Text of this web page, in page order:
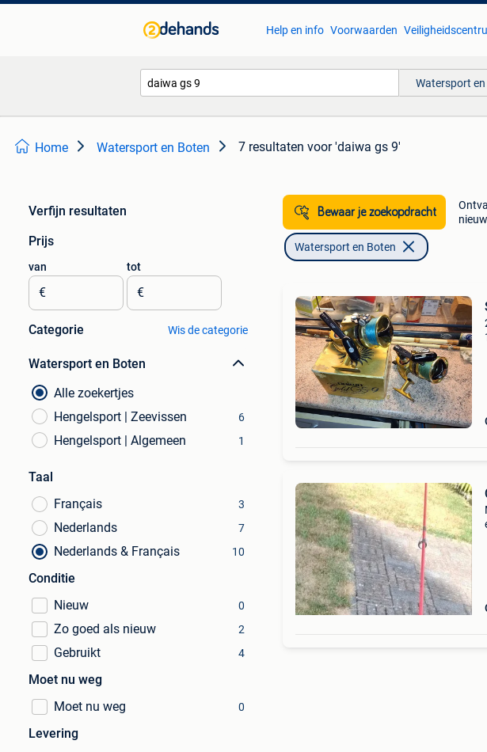
Help en info Voorwaarden
Watersport
Home Watersport en Boten 7 resultaten voor 'daiwa gs 9'
Verfijn resultaten
Prijs
van
€
tot
€
Categorie Wis de categorie
Watersport en Boten
Alle zoekertjes
Hengelsport | Zeevissen
6
Hengelsport | Algemeen 1
Taal
Français
3
Nederlands 7
Nederlands & Français 10
Conditie
Nieuw
0
Zo goed als nieuw 2
Gebruikt 4
Moet nu weg
Moet nu weg
0
Levering
Bewaar je zoekopdracht
Watersport en Boten